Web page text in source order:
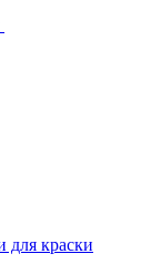
для краски